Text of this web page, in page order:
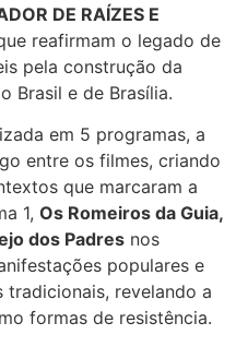
DE RAÍZES E
reafirmam o legado de
pela construção da
Brasil e de Brasília.
em 5 programas, a
entre os filmes, criando
que marcaram a
1, Os Romeiros da Guia,
dos Padres nos
populares e
tradicionais, revelando a
formas de resistência.